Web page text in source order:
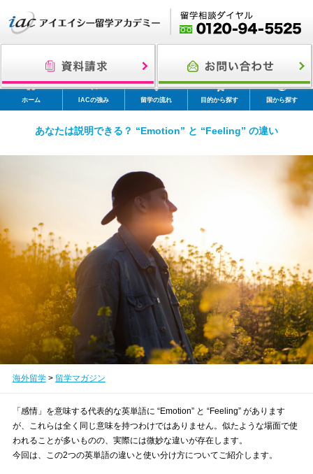
ホーム IACの強み 留学の流れ 目的から探す 国から探す
あなたは説明できる？ “Emotion” と “Feeling” の違い
海外留学> 留学マガジン
「感情」を意味する代表的な英単語に “Emotion” と “Feeling” があります
が、これらは全く同じ意味を持つわけではありません。似たような場面で使
われることが多いものの、実際には微妙な違いが存在します。
今回は、この2つの英単語の違いと使い分け方についてご紹介します。